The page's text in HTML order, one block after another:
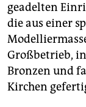
geadelten
die aus einer
Großbetrieb,
Bronzen und
Kirchen